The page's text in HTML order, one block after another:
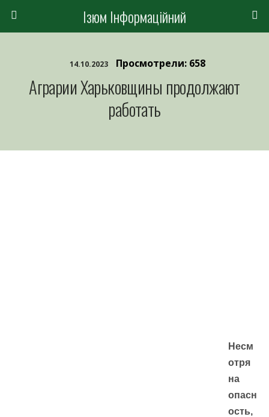
Ізюм Інформаційний
14.10.2023 Просмотрели: 658
Аграрии Харьковщины продолжают
работать
Несм
отря
на
опасн
ость,